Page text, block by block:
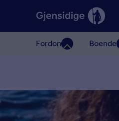
Fordon Boende